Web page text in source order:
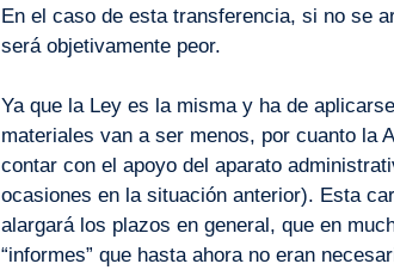
En el caso de esta transferencia, si no se
será objetivamente peor.
Ya que la Ley es la misma y ha de
materiales van a ser menos, por cuanto la
contar con el apoyo del aparato
ocasiones en la situación anterior). Esta
alargará los plazos en general, que en
“informes” que hasta ahora no eran